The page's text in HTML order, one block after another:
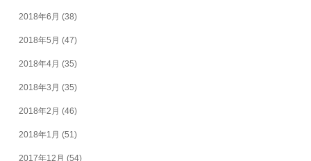
2018年6月 (38)
2018年5月 (47)
2018年4月 (35)
2018年3月 (35)
2018年2月 (46)
2018年1月 (51)
2017年12月 (54)